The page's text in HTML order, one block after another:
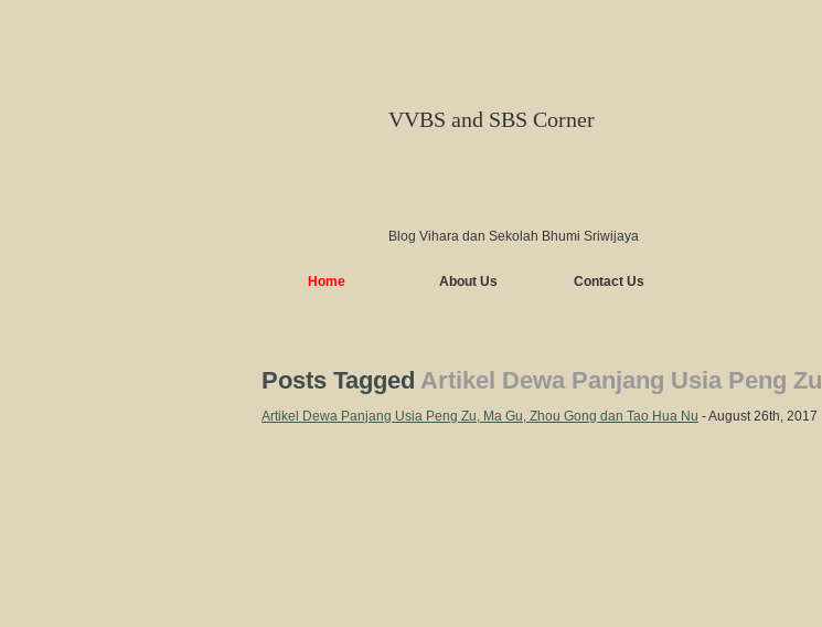
VVBS and SBS Corner
Blog Vihara dan Sekolah Bhumi Sriwijaya
Home About Us Contact Us
Posts Tagged Artikel Dewa Panjang Usia Peng Zu
Artikel Dewa Panjang Usia Peng Zu, Ma Gu, Zhou Gong dan Tao Hua Nu - August 26th, 2017